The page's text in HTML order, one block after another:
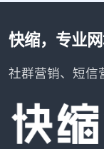
快缩，专业
社群营销、短信